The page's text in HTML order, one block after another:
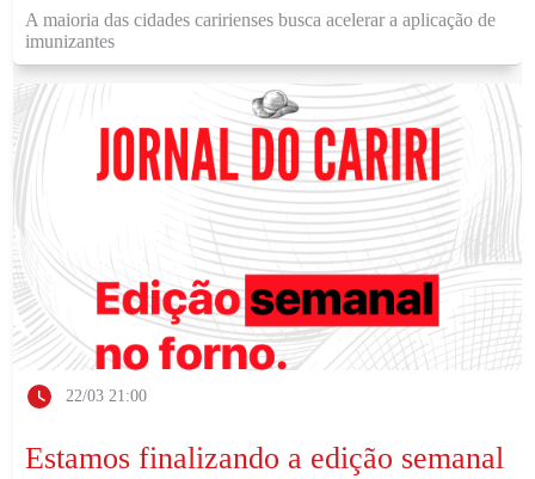
A maioria das cidades caririenses busca acelerar a aplicação de
imunizantes
22/03 21:00
Estamos finalizando a edição semanal